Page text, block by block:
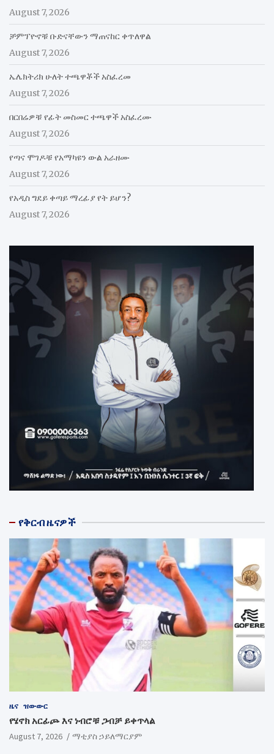
August 7, 2026
ቻምፕዮኖቹ ቡድናቸውን ማጠናከር ቀጥለዋል
August 7, 2026
ኤሌክትሪክ ሁለት ተጫዋቾች አስፈረመ
August 7, 2026
በርበሬዎቹ የፊት መስመር ተጫዋች አስፈረሙ
August 7, 2026
የጣና ሞገዶቹ የአማካዩን ውል አራዘሙ
August 7, 2026
የአዲስ ግደይ ቀጣይ ማረፊያ የት ይሆን?
August 7, 2026
የቅርብ ዜናዎች
ዜና ዝውውር
የሄኖክ አርፊጮ እና ነብሮቹ ጋብቻ ይቀጥላል
August 7, 2026 ማቲያስ ኃይለማርያም